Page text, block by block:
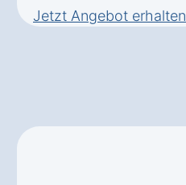
Jetzt Angebot erhalten